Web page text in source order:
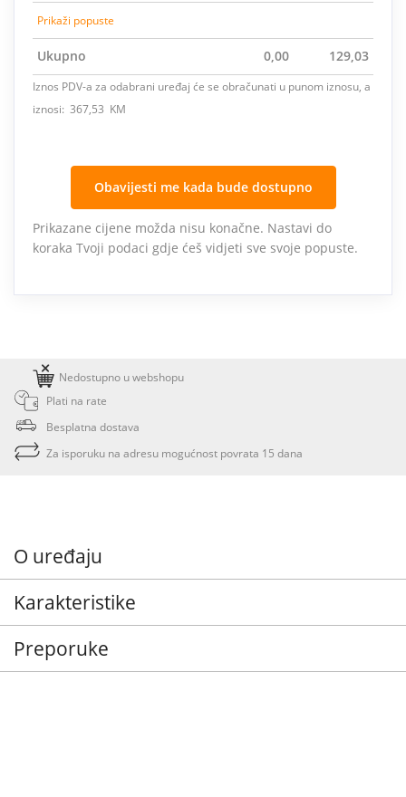
Prikaži popuste
Ukupno 0,00 129,03
Iznos PDV-a za odabrani uređaj će se obračunati u punom iznosu, a
iznosi: 367,53 KM
Obavijesti me kada bude dostupno
Prikazane cijene možda nisu konačne. Nastavi do
koraka Tvoji podaci gdje ćeš vidjeti sve svoje popuste.
Nedostupno u webshopu
Plati na rate
Besplatna dostava
Za isporuku na adresu mogućnost povrata 15 dana
O uređaju
Karakteristike
Preporuke